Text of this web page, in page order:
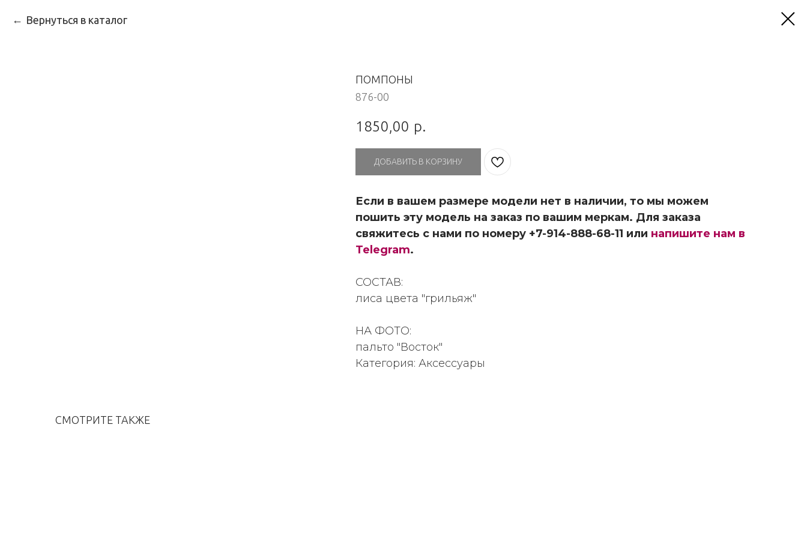
Вернуться в каталог
ПОМПОНЫ
876-00
1850,00 р.
ДОБАВИТЬ В КОРЗИНУ
Если в вашем размере модели нет в наличии, то мы можем
пошить эту модель на заказ по вашим меркам. Для заказа
свяжитесь с нами по номеру +7-914-888-68-11 или напишите нам в
Telegram.
СОСТАВ:
лиса цвета "грильяж"
НА ФОТО:
пальто "Восток"
Категория: Аксессуары
СМОТРИТЕ ТАКЖЕ